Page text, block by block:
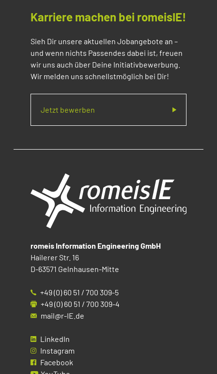
Karriere machen bei romeisIE!
Sieh Dir unsere aktuellen Jobangebote an –
und wenn nichts Passendes dabei ist, freuen
wir uns auch über Deine Initiativbewerbung.
Wir melden uns schnellstmöglich bei Dir!
Jetzt bewerben
romeis Information Engineering GmbH
Hailerer Str. 16
D-63571 Gelnhausen-Mitte
+49 (0) 60 51 / 700 309-5
+49 (0) 60 51 / 700 309-4
mail@r-IE.de
LinkedIn
Instagram
Facebook